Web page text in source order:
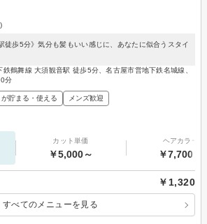
歩5分》気分も髪もいい感じに、あなたに似合うスタイ
鶴舞線 大須観音駅 徒歩5分、名古屋市営地下鉄名城線、
分
貯まる・使える メンズ歓迎
カット単価
￥5,000～
ヘアカラー
￥7,700～
￥1,320
すべてのメニューを見る